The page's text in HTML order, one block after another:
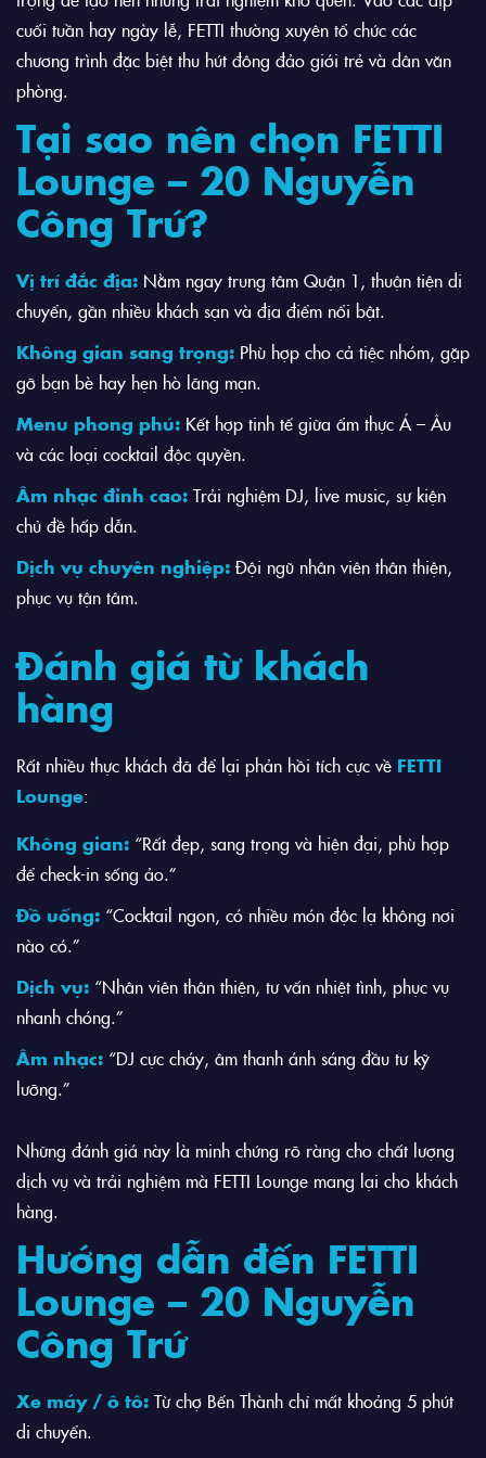
cuối tuần hay ngày lễ, FETTI thường xuyên tổ chức các
chương trình đặc biệt thu hút đông đảo giới trẻ và dân văn
phòng.
Tại sao nên chọn FETTI
Lounge – 20 Nguyễn
Công Trứ?
Vị trí đắc địa: Nằm ngay trung tâm Quận 1, thuận tiện di
chuyển, gần nhiều khách sạn và địa điểm nổi bật.
Không gian sang trọng: Phù hợp cho cả tiệc nhóm, gặp
gỡ bạn bè hay hẹn hò lãng mạn.
Menu phong phú: Kết hợp tinh tế giữa ẩm thực Á – Âu
và các loại cocktail độc quyền.
Âm nhạc đỉnh cao: Trải nghiệm DJ, live music, sự kiện
chủ đề hấp dẫn.
Dịch vụ chuyên nghiệp: Đội ngũ nhân viên thân thiện,
phục vụ tận tâm.
Đánh giá từ khách
hàng
Rất nhiều thực khách đã để lại phản hồi tích cực về FETTI
Lounge:
Không gian: “Rất đẹp, sang trọng và hiện đại, phù hợp
để check-in sống ảo.”
Đồ uống: “Cocktail ngon, có nhiều món độc lạ không nơi
nào có.”
Dịch vụ: “Nhân viên thân thiện, tư vấn nhiệt tình, phục vụ
nhanh chóng.”
Âm nhạc: “DJ cực cháy, âm thanh ánh sáng đầu tư kỹ
lưỡng.”
Những đánh giá này là minh chứng rõ ràng cho chất lượng
dịch vụ và trải nghiệm mà FETTI Lounge mang lại cho khách
hàng.
Hướng dẫn đến FETTI
Lounge – 20 Nguyễn
Công Trứ
Xe máy / ô tô: Từ chợ Bến Thành chỉ mất khoảng 5 phút
di chuyển.